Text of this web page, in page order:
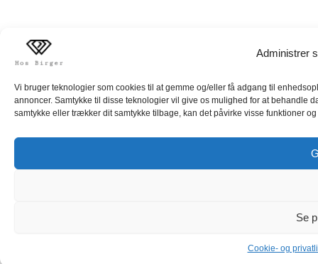
Administrer
Vi bruger teknologier som cookies til at gemme og/eller få adgang til
annoncer. Samtykke til disse teknologier vil give os mulighed for at behandle
samtykke eller trækker dit samtykke tilbage, kan det påvirke visse funktioner
Se
Cookie- og